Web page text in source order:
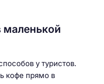
у туристов.
кофе прямо в